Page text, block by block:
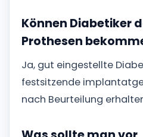
Können Diabetiker
Prothesen
Ja, gut eingestellte
festsitzende
nach Beurteilung